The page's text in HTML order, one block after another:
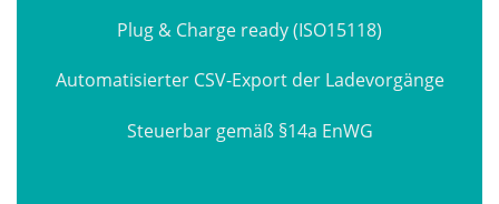
Plug & Charge ready (ISO15118)
Automatisierter CSV-Export der Ladevorgänge
Steuerbar gemäß §14a EnWG